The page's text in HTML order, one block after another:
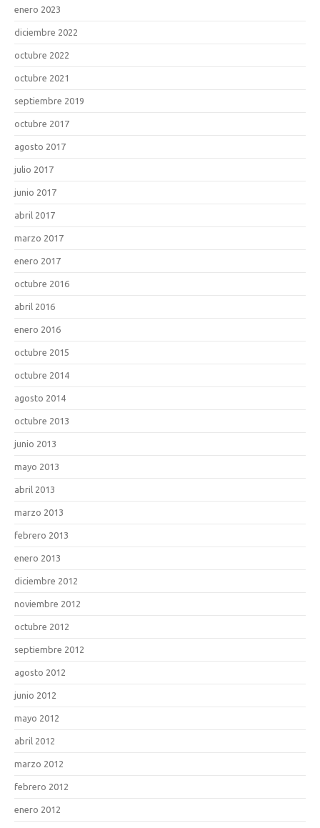
enero 2023
diciembre 2022
octubre 2022
octubre 2021
septiembre 2019
octubre 2017
agosto 2017
julio 2017
junio 2017
abril 2017
marzo 2017
enero 2017
octubre 2016
abril 2016
enero 2016
octubre 2015
octubre 2014
agosto 2014
octubre 2013
junio 2013
mayo 2013
abril 2013
marzo 2013
febrero 2013
enero 2013
diciembre 2012
noviembre 2012
octubre 2012
septiembre 2012
agosto 2012
junio 2012
mayo 2012
abril 2012
marzo 2012
febrero 2012
enero 2012